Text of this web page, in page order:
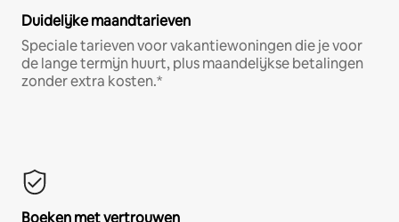
Duidelijke maandtarieven
Speciale tarieven voor vakantiewoningen die je voor
de lange termijn huurt, plus maandelijkse betalingen
zonder extra kosten.*
Boeken met vertrouwen